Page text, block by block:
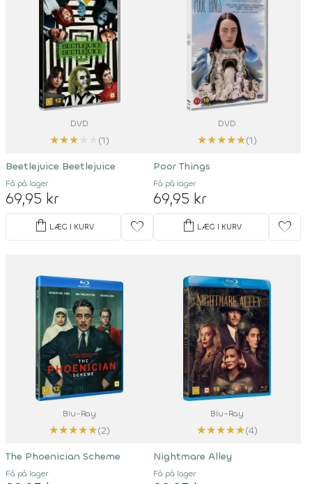
DVD
★★★
(1)
Beetlejuice Beetlejuice
Få på lager
69,95 kr
shopping_bag LÆG I KURV favorite
DVD
★★★★★(1)
Poor Things
Få på lager
69,95 kr
shopping_bag LÆG I KURV favorite
Blu-Ray
★★★★★(2)
The Phoenician Scheme
Få på lager
Blu-Ray
★★★★★(4)
Nightmare Alley
Få på lager